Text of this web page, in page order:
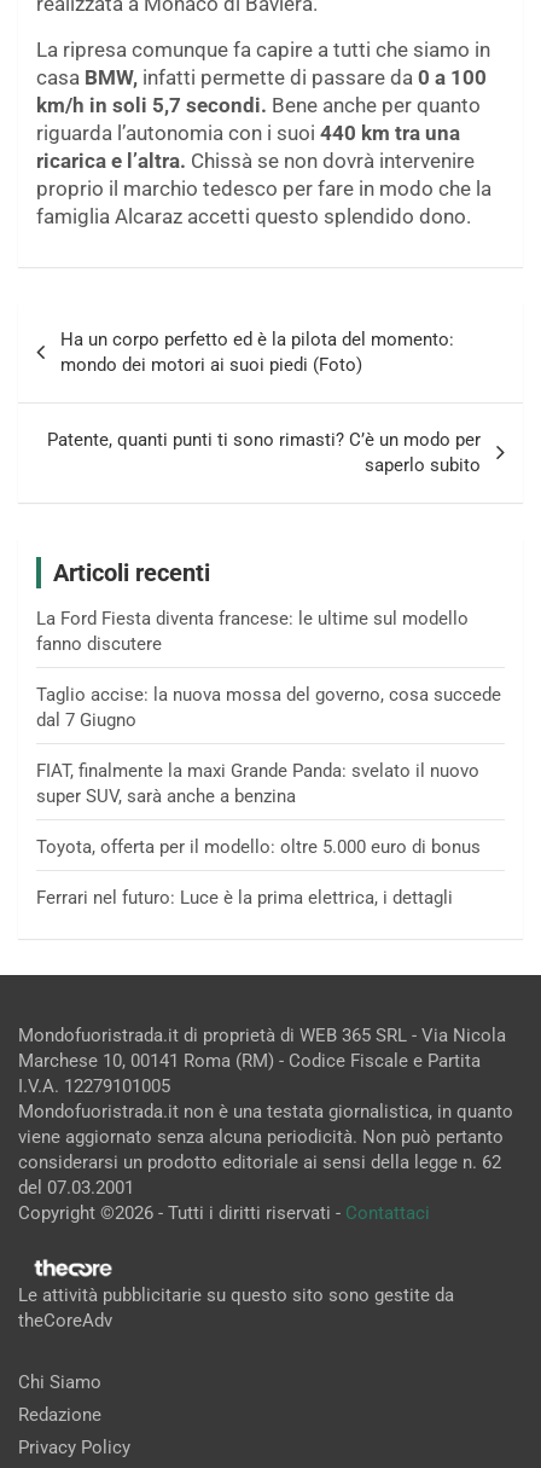
La ripresa comunque fa capire a tutti che siamo in
casa BMW, infatti permette di passare da 0 a 100
km/h in soli 5,7 secondi. Bene anche per quanto
riguarda l’autonomia con i suoi 440 km tra una
ricarica e l’altra. Chissà se non dovrà intervenire
proprio il marchio tedesco per fare in modo che la
famiglia Alcaraz accetti questo splendido dono.
articoli
Ha un corpo perfetto ed è la pilota del momento:
mondo dei motori ai suoi piedi (Foto)
Patente, quanti punti ti sono rimasti? C’è un modo per
saperlo subito
Articoli recenti
La Ford Fiesta diventa francese: le ultime sul modello
fanno discutere
Taglio accise: la nuova mossa del governo, cosa succede
dal 7 Giugno
FIAT, finalmente la maxi Grande Panda: svelato il nuovo
super SUV, sarà anche a benzina
Toyota, offerta per il modello: oltre 5.000 euro di bonus
Ferrari nel futuro: Luce è la prima elettrica, i dettagli
Mondofuoristrada.it di proprietà di WEB 365 SRL - Via Nicola
Marchese 10, 00141 Roma (RM) - Codice Fiscale e Partita
I.V.A. 12279101005
Mondofuoristrada.it non è una testata giornalistica, in quanto
viene aggiornato senza alcuna periodicità. Non può pertanto
considerarsi un prodotto editoriale ai sensi della legge n. 62
del 07.03.2001
Copyright ©2026 - Tutti i diritti riservati - Contattaci
Le attività pubblicitarie su questo sito sono gestite da
theCoreAdv
Chi Siamo
Redazione
Privacy Policy